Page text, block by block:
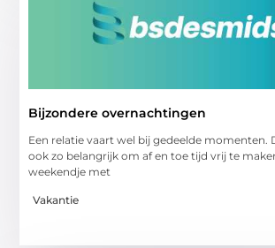
Bijzondere overnachtingen
Een relatie vaart wel bij gedeelde momenten.
ook zo belangrijk om af en toe tijd vrij te
weekendje met
Vakantie